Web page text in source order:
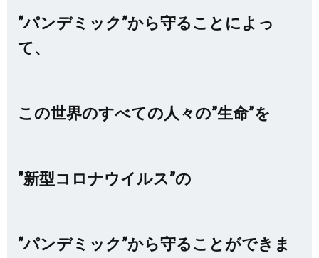
”パンデミック”から守ることによっ
て、
この世界のすべての人々の”生命”を
”新型コロナウイルス”の
”パンデミック”から守ることができま